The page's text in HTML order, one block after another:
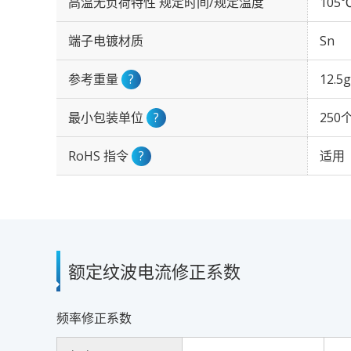
端子电镀材质 Sn
参考重量 ? 12.5g
最小包装单位 ? 250
RoHS 指令 ? 适用
额定纹波电流修正系数
频率修正系数